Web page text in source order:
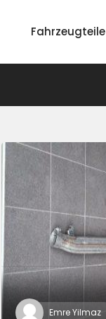
Fahrzeugteile
Emre Yilmaz